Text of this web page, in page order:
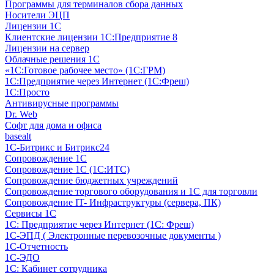
Программы для терминалов сбора данных
Носители ЭЦП
Лицензии 1С
Клиентские лицензии 1С:Предприятие 8
Лицензии на сервер
Облачные решения 1С
«1C:Готовое рабочее место» (1С:ГРМ)
1С:Предприятие через Интернет (1С:Фреш)
1С:Просто
Антивирусные программы
Dr. Web
Софт для дома и офиса
basealt
1С-Битрикс и Битрикс24
Сопровождение 1С
Сопровождение 1С (1С:ИТС)
Сопровождение бюджетных учреждений
Сопровождение торгового оборудования и 1С для торговли
Сопровождение IT- Инфраструктуры (сервера, ПК)
Сервисы 1С
1С: Предприятие через Интернет (1С: Фреш)
1С-ЭПД ( Электронные перевозочные документы )
1С-Отчетность
1С-ЭДО
1С: Кабинет сотрудника